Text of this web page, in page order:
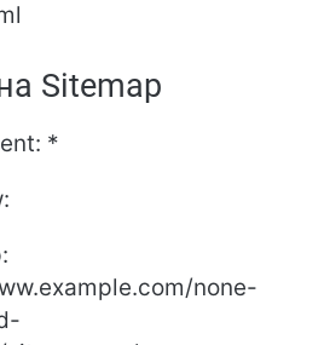
Sitemap
*
none-